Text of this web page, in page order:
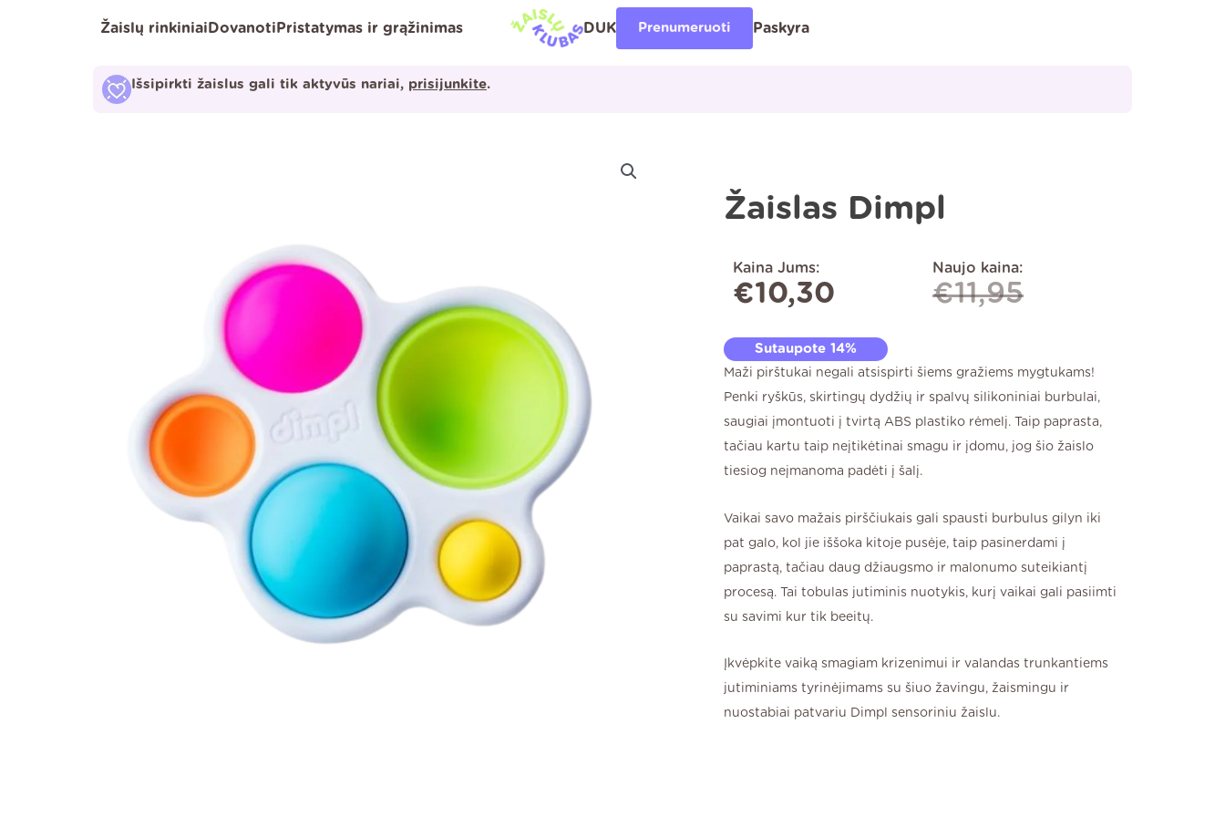
Žaislų rinkiniai Dovanoti Pristatymas ir grąžinimas DUK Prenumeruoti Paskyra
Išsipirkti žaislus gali tik aktyvūs nariai, prisijunkite.
Žaislas Dimpl
Kaina Jums:
€10,30
Naujo kaina:
€11,95
Sutaupote 14%
Maži pirštukai negali atsispirti šiems gražiems mygtukams!
Penki ryškūs, skirtingų dydžių ir spalvų silikoniniai burbulai,
saugiai įmontuoti į tvirtą ABS plastiko rėmelį. Taip paprasta,
tačiau kartu taip neįtikėtinai smagu ir įdomu, jog šio žaislo
tiesiog neįmanoma padėti į šalį.
Vaikai savo mažais pirščiukais gali spausti burbulus gilyn iki
pat galo, kol jie iššoka kitoje pusėje, taip pasinerdami į
paprastą, tačiau daug džiaugsmo ir malonumo suteikiantį
procesą. Tai tobulas jutiminis nuotykis, kurį vaikai gali pasiimti
su savimi kur tik beeitų.
Įkvėpkite vaiką smagiam krizenimui ir valandas trunkantiems
jutiminiams tyrinėjimams su šiuo žavingu, žaismingu ir
nuostabiai patvariu Dimpl sensoriniu žaislu.